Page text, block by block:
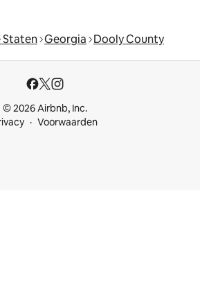
Staten Georgia Dooly County
© 2026 Airbnb, Inc.
Voorwaarden